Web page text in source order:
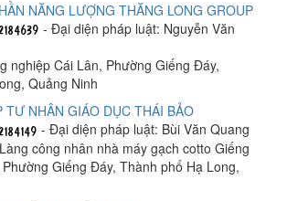
NĂNG LƯỢNG THĂNG LONG GROUP
- Đại diện pháp luật: Nguyễn Văn
nghiệp Cái Lân, Phường Giếng Đáy,
Quảng Ninh
TƯ NHÂN GIÁO DỤC THÁI BẢO
- Đại diện pháp luật: Bùi Văn Quang
công nhân nhà máy gạch cotto Giếng
Giếng Đáy, Thành phố Hạ Long,